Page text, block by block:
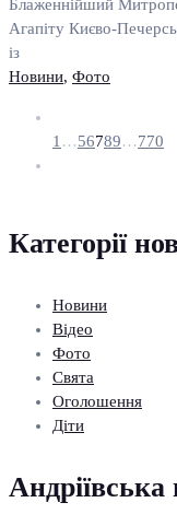
Блаженнійший
Агапіту Києво-
із
Новини, Фото
1 …56789…770
Категорії
Новини
Відео
Фото
Свята
Оголошення
Діти
Андріївська